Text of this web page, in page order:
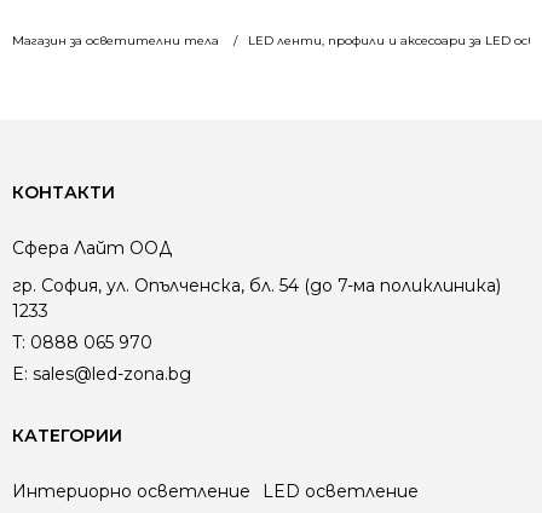
Магазин за осветителни тела LED ленти, профили и аксесоари за LED
КОНТАКТИ
Сфера Лайт ООД
гр. София, ул. Опълченска, бл. 54 (до 7-ма поликлиника)
1233
T: 0888 065 970
E: sales@led-zona.bg
КАТЕГОРИИ
Интериорно осветление
LED осветление